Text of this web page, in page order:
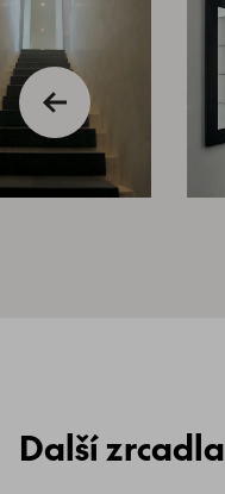
Další zrcadla